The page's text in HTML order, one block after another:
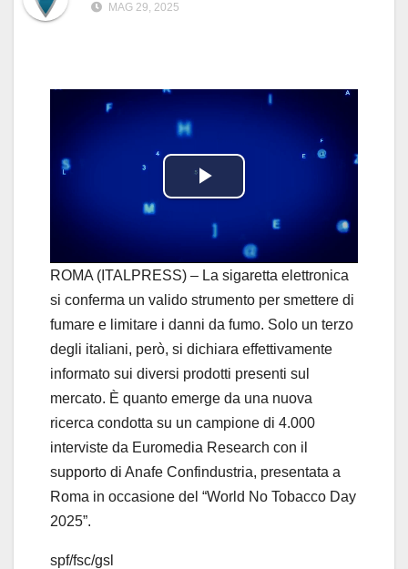
MAG 29, 2025
P
l
a
y
V
i
d
e
ROMA (ITALPRESS) – La sigaretta elettronica
si conferma un valido strumento per smettere di
fumare e limitare i danni da fumo. Solo un terzo
degli italiani, però, si dichiara effettivamente
informato sui diversi prodotti presenti sul
mercato. È quanto emerge da una nuova
ricerca condotta su un campione di 4.000
interviste da Euromedia Research con il
supporto di Anafe Confindustria, presentata a
Roma in occasione del “World No Tobacco Day
2025”.
spf/fsc/gsl